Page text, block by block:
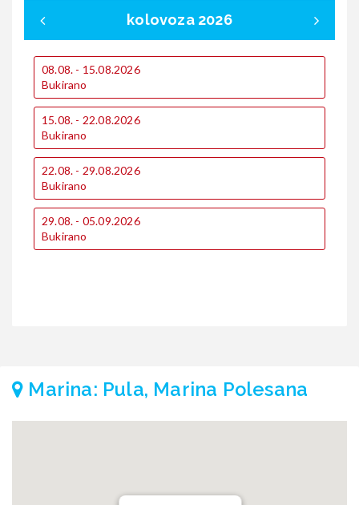
kolovoza 2026
08.08. - 15.08.2026
Bukirano
15.08. - 22.08.2026
Bukirano
22.08. - 29.08.2026
Bukirano
29.08. - 05.09.2026
Bukirano
Marina: Pula, Marina Polesana